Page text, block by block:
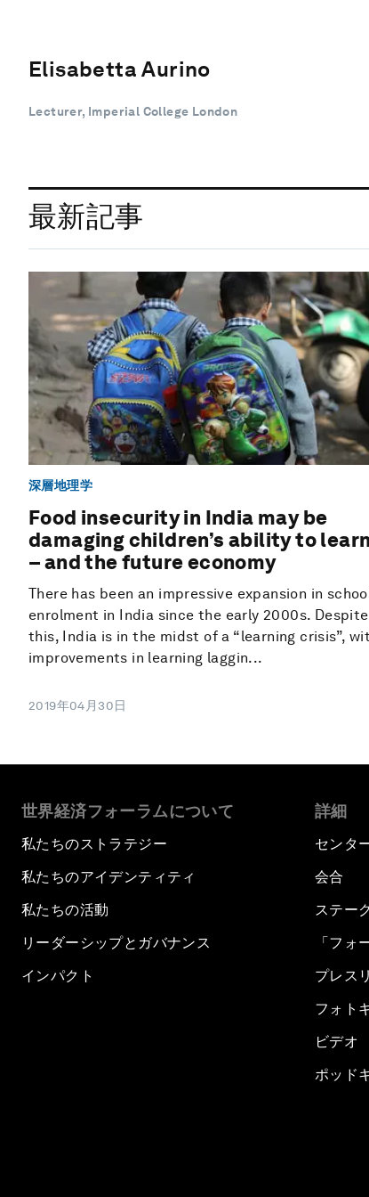
Elisabetta Aurino
Lecturer, Imperial College London
最新記事
深層地理学
Food insecurity in India may be
damaging children’s ability to learn
– and the future economy
There has been an impressive expansion in
enrolment in India since the early 2000s. Despite
this, India is in the midst of a “learning crisis”,
improvements in learning laggin...
2019年04月30日
世界経済フォーラムについて
私たちのストラテジー
私たちのアイデンティティ
私たちの活動
リーダーシップとガバナンス
インパクト
詳細
センタ
会合
ステー
「フォ
プレス
フォト
ビデオ
ポッド